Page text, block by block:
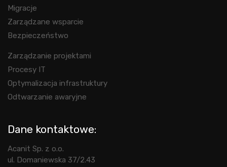
Migracje
Zarządzane wsparcie
Bezpieczeństwo
Zarządzanie projektami
Procesy IT
Optymalizacja infrastruktury
Odtwarzanie awaryjne
Dane kontaktowe:
Acanit Sp. z o.o.
ul. Domaniewska 37/2.43